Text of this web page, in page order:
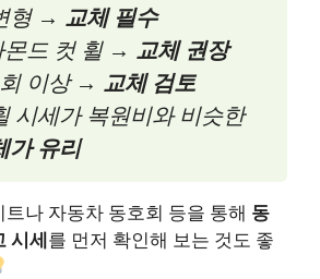
형 → 교체 필수
몬드 컷 휠 → 교체 권장
이상 → 교체 검토
시세가 복원비와 비슷한
가 유리
나 자동차 동호회 등을 통해 동
시세 를 먼저 확인해 보는 것도 좋